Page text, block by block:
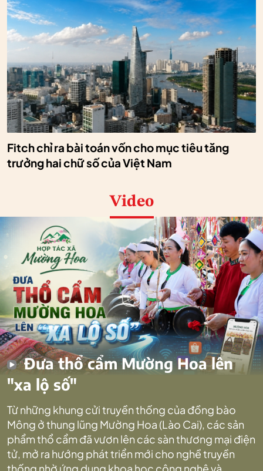
Fitch chỉ ra bài toán vốn cho mục tiêu tăng
trưởng hai chữ số của Việt Nam
Video
Đưa thổ cẩm Mường Hoa lên
"xa lộ số"
Từ những khung cửi truyền thống của đồng bào
Mông ở thung lũng Mường Hoa (Lào Cai), các sản
phẩm thổ cẩm đã vươn lên các sàn thương mại điện
tử, mở ra hướng phát triển mới cho nghề truyền
thống nhờ ứng dụng khoa học công nghệ và